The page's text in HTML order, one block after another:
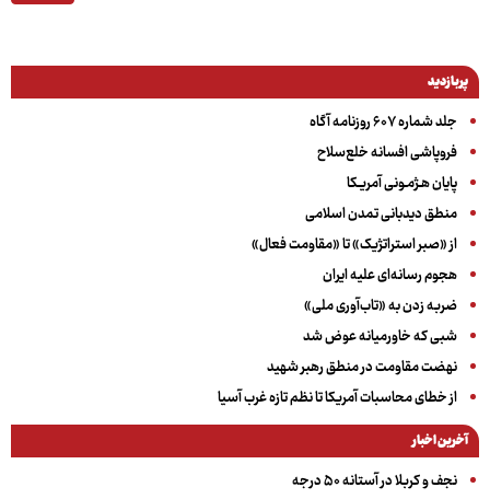
پربازدید
جلد شماره ۶۰۷ روزنامه آگاه
فروپاشی افسانه خلع‌سلاح
پایان هـژمـونی آمریـکا
منطق دیدبانی تمدن اسلامی
از «صبر استراتژیک» تا «مقاومت فعال»
هجوم رسانه‌ای علیه ایران
ضربه زدن به «تاب‌آوری ملی»
شبی که خاورمیانه عوض شد
نهضت مقاومت در منطق رهبر شهید
از خطای محاسبات آمریکا تا نظم تازه غرب آسیا
آخرین اخبار
نجف و کربلا در آستانه ۵۰ درجه